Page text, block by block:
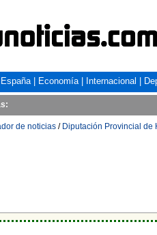
España| Economía| Internacional
de noticias / Diputación Provincial de